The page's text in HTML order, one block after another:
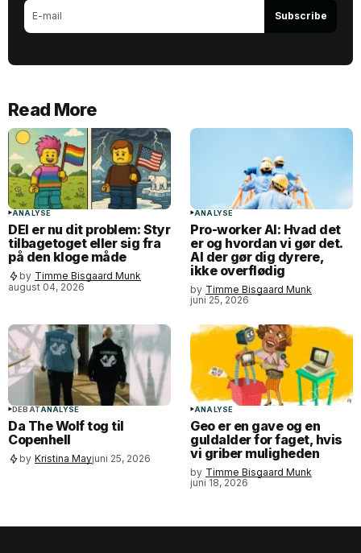
Subscribe
Read More
ANALYSE
DEI er nu dit problem: Styr
tilbagetoget eller sig fra
på den kloge måde
by Timme Bisgaard Munk
august 04, 2026
ANALYSE
Pro-worker AI: Hvad det
er og hvordan vi gør det.
AI der gør dig dyrere,
ikke overflødig
by Timme Bisgaard Munk
juni 25, 2026
DEBATANALYSE
Da The Wolf tog til
Copenhell
by Kristina Mayjuni 25, 2026
ANALYSE
Geo er en gave og en
guldalder for faget, hvis
vi griber muligheden
by Timme Bisgaard Munk
juni 18, 2026